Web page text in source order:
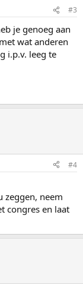
#3
je genoeg aan
wat anderen
i.p.v. leeg te
#4
zeggen, neem
congres en laat